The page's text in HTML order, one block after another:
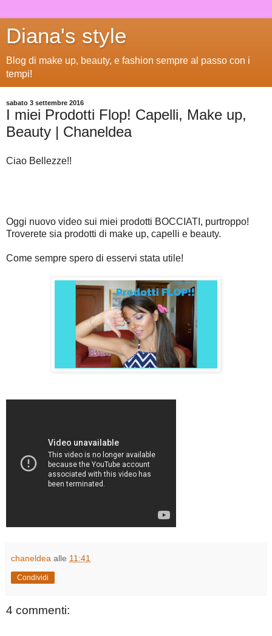
Diana's style
Blog di make up, beauty, e fashion sempre al passo con i
tempi!
sabato 3 settembre 2016
I miei Prodotti Flop! Capelli, Make up,
Beauty | Chaneldea
Ciao Bellezze!!
Oggi nuovo video sui miei prodotti BOCCIATI, purtroppo!
Troverete sia prodotti di make up, capelli e beauty.
Come sempre spero di esservi stata utile!
chaneldea alle 11:41
Condividi
4 commenti: